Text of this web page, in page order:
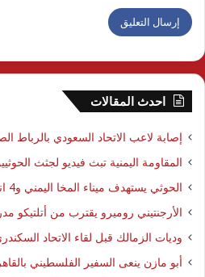
احدث المقالات
إصابة لاعب الاتحاد السعودي بالرباط
المقاومة اليمنية تبث فيديو لجثث
الحوثي يستهدف ميناء المخا اليمني و4 انفجارات تهز المدينة
الأرجنتيني روميرو يقترب من أتلتيكو
وديات الزمالك قبل لقاء الاتحاد
أبو مازن ينعى السفير الفلسطيني